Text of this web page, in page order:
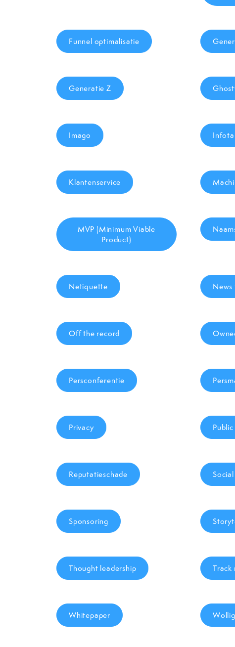
Funnel optimalisatie
Generatie Z
Imago
Klantenservice
MVP (Minimum Viable
Product)
Netiquette News
Off the record
Persconferentie
Privacy
Reputatieschade
Sponsoring
Thought leadership Track
Whitepaper Wollig